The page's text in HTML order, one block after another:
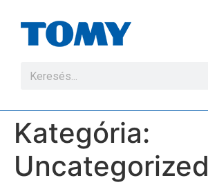
Kategória:
Uncategorized